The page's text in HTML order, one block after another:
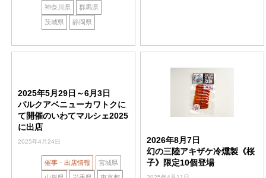
神奈川県 群馬県
茨城県 静岡県
2025年5月29日～6月3日
パルクアベニューカワトクに
て開催のいわてマルシェ2025
に出店
2025年4月24日
催事・出店情報 宮城県
2026年8月7日
幻の三陸アキザケ冷燻製《桜
子》限定10個登場